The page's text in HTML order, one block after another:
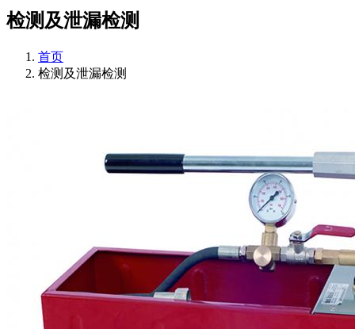
检测及泄漏检测
首页
检测及泄漏检测